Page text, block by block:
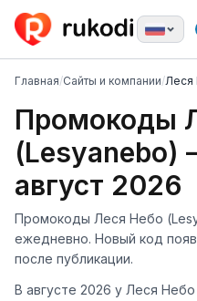
Главная/Сайты и компании/Леся
Промокоды
(Lesyanebo)
август 2026
Промокоды Леся Небо
ежедневно. Новый код
после публикации.
В августе 2026 у Леся